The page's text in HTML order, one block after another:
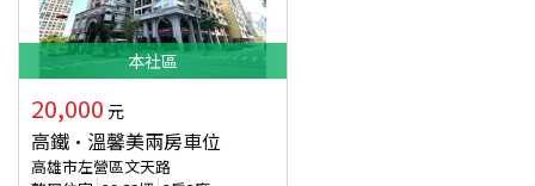
本社區
20,000 元
高鐵·溫馨美兩房車位
高雄市左營區文天路